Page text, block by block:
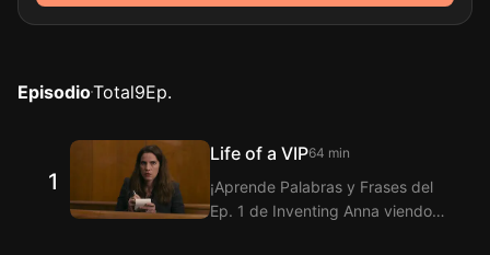
EpisodioTotal9Ep.
1
Life of a VIP64 min
¡Aprende Palabras y Frases del
Ep. 1 de Inventing Anna viendo